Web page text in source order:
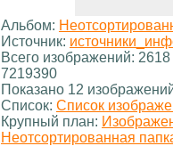
Альбом:
Источник:
Всего изображений:
7219390
Показано 12
Список: Список
Крупный план:
Неотсортированная